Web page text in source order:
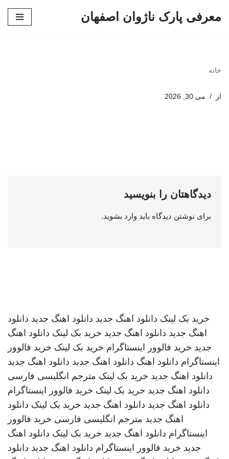
معرفی پارک ناژوان اصفهان
خانه
از می 30, 2026
دیدگاهتان را بنویسید
برای نوشتن دیدگاه باید وارد بشوید.
خرید بک لینک دانلود اهنگ جدید دانلود اهنگ جدید دانلود
اهنگ جدید دانلود اهنگ جدید خرید بک لینک دانلود اهنگ
جدید خرید فالوور اینستاگرام خرید بک لینک خرید فالوور
اینستاگرام دانلود اهنگ دانلود اهنگ جدید دانلود اهنگ جدید
دانلود اهنگ جدید خرید بک لینک مترجم انگلیسی فارسی
دانلود اهنگ جدید خرید بک لینک خرید فالوور اینستاگرام
دانلود اهنگ جدید دانلود اهنگ جدید خرید بک لینک دانلود
اهنگ جدید مترجم انگلیسی فارسی خرید فالوور
اینستاگرام دانلود اهنگ جدید خرید بک لینک دانلود اهنگ
جدید خرید فالوور اینستاگرام دانلود اهنگ جدید دانلود